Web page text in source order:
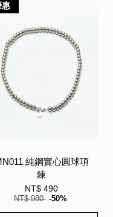
惠
純鋼實心圓球項
鍊
NT$ 490
NT$ 980 -50%